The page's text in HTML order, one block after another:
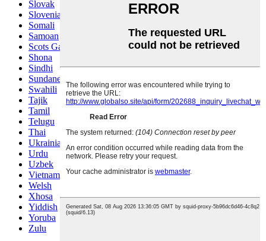
Slovak
Slovenian
Somali
Samoan
Scots Gaelic
Shona
Sindhi
Sundanese
Swahili
Tajik
Tamil
Telugu
Thai
Ukrainian
Urdu
Uzbek
Vietnamese
Welsh
Xhosa
Yiddish
Yoruba
Zulu